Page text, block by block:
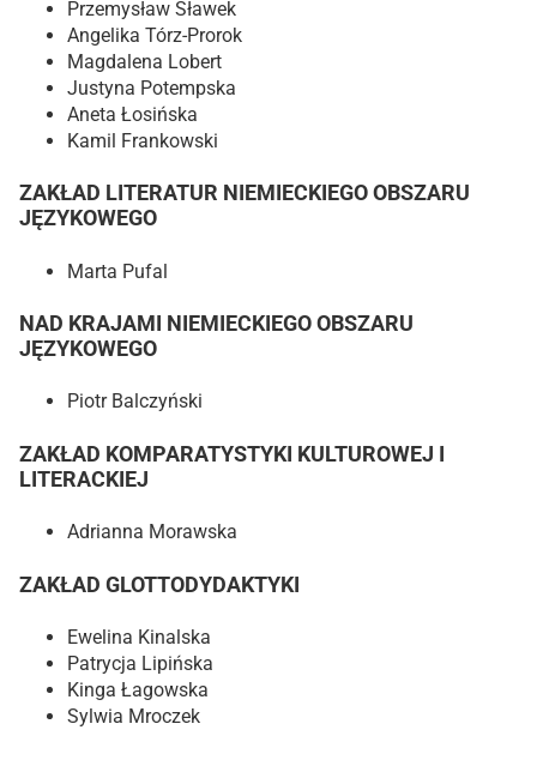
Przemysław Sławek
Angelika Tórz-Prorok
Magdalena Lobert
Justyna Potempska
Aneta Łosińska
Kamil Frankowski
ZAKŁAD LITERATUR NIEMIECKIEGO OBSZARU
JĘZYKOWEGO
Marta Pufal
NAD KRAJAMI NIEMIECKIEGO OBSZARU
JĘZYKOWEGO
Piotr Balczyński
ZAKŁAD KOMPARATYSTYKI KULTUROWEJ I
LITERACKIEJ
Adrianna Morawska
ZAKŁAD GLOTTODYDAKTYKI
Ewelina Kinalska
Patrycja Lipińska
Kinga Łagowska
Sylwia Mroczek